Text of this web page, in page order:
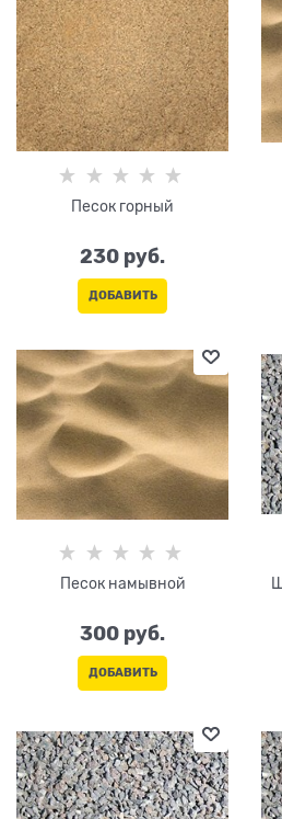
Песок горный
230 руб.
ДОБАВИТЬ
Песок намывной
300 руб.
ДОБАВИТЬ